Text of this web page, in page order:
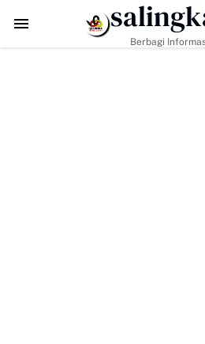
ke-129 Perkuat Ketangguhan
Berbagi